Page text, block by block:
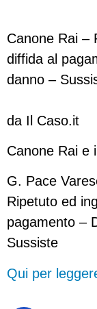
Canone Rai –
diffida al
danno –
da Il Caso.it
Canone Rai e
G. Pace
Ripetuto ed
pagamento –
Sussiste
Qui per